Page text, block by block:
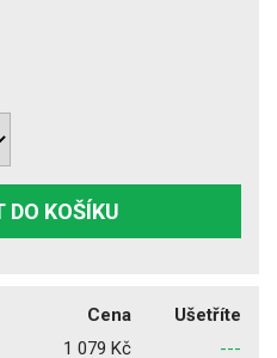
DO KOŠÍKU
Cena
Ušetříte
1 079 Kč
---